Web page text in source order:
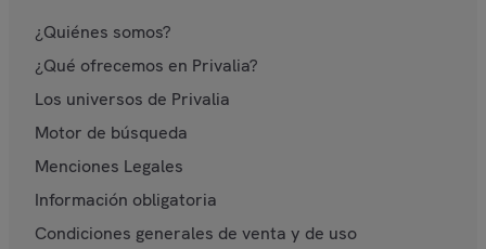
¿Quiénes somos?
¿Qué ofrecemos en Privalia?
Los universos de Privalia
Motor de búsqueda
Menciones Legales
Información obligatoria
Condiciones generales de venta y de uso